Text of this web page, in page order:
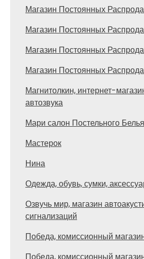
Магазин Постоянных
Магазин Постоянных
Магазин Постоянных
Магазин Постоянных
Магнитолкин, интернет-
автозвука
Мари салон Постельного Белья
Мастерок
Нина
Одежда, обувь, сумки,
Озвучь мир, магазин
сигнализаций
Победа, комиссионный